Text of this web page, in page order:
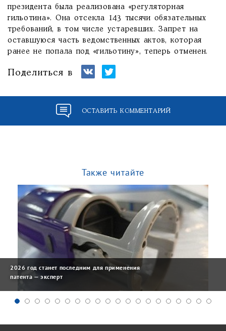
президента была реализована «регуляторная
гильотина». Она отсекла 143 тысячи обязательных
требований, в том числе устаревших. Запрет на
оставшуюся часть ведомственных актов, которая
ранее не попала под «гильотину», теперь отменен.
Поделиться в
ОСТАВИТЬ КОММЕНТАРИЙ
Также читайте
2026 год станет последним для применения
патента — эксперт